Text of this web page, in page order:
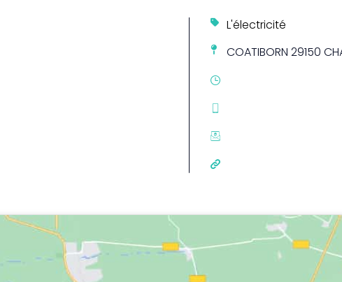
L'électricité
COATIBORN 29150